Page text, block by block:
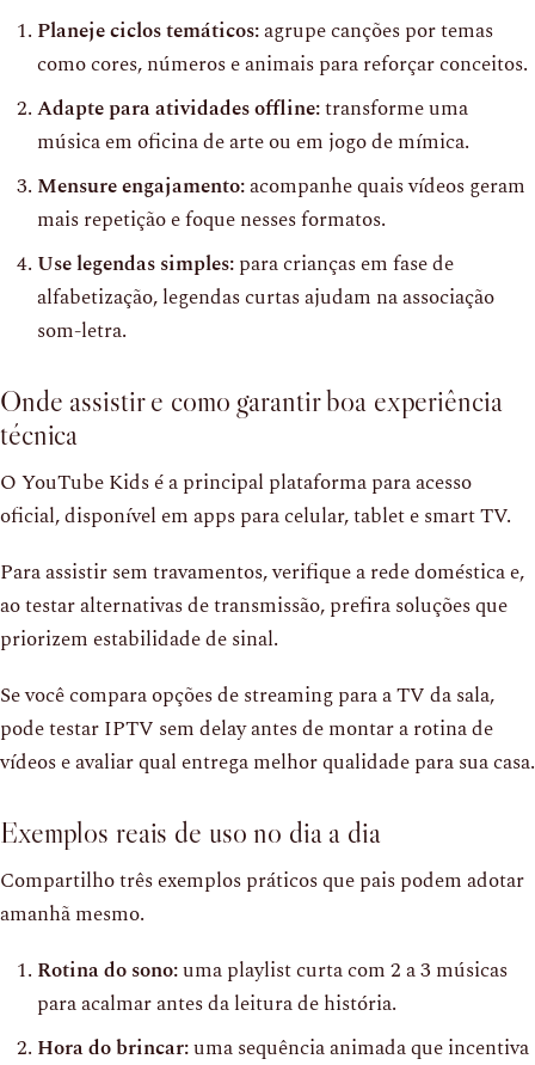
Planeje ciclos temáticos:agrupe canções por temas
como cores, números e animais para reforçar conceitos.
Adapte para atividades offline:transforme uma
música em oficina de arte ou em jogo de mímica.
Mensure engajamento:acompanhe quais vídeos geram
mais repetição e foque nesses formatos.
Use legendas simples:para crianças em fase de
alfabetização, legendas curtas ajudam na associação
som-letra.
Onde assistir e como garantir boa experiência
técnica
O YouTube Kids é a principal plataforma para acesso
oficial, disponível em apps para celular, tablet e smart TV.
Para assistir sem travamentos, verifique a rede doméstica e,
ao testar alternativas de transmissão, prefira soluções que
priorizem estabilidade de sinal.
Se você compara opções de streaming para a TV da sala,
pode testar IPTV sem delay antes de montar a rotina de
vídeos e avaliar qual entrega melhor qualidade para sua casa.
Exemplos reais de uso no dia a dia
Compartilho três exemplos práticos que pais podem adotar
amanhã mesmo.
Rotina do sono:uma playlist curta com 2 a 3 músicas
para acalmar antes da leitura de história.
Hora do brincar:uma sequência animada que incentiva